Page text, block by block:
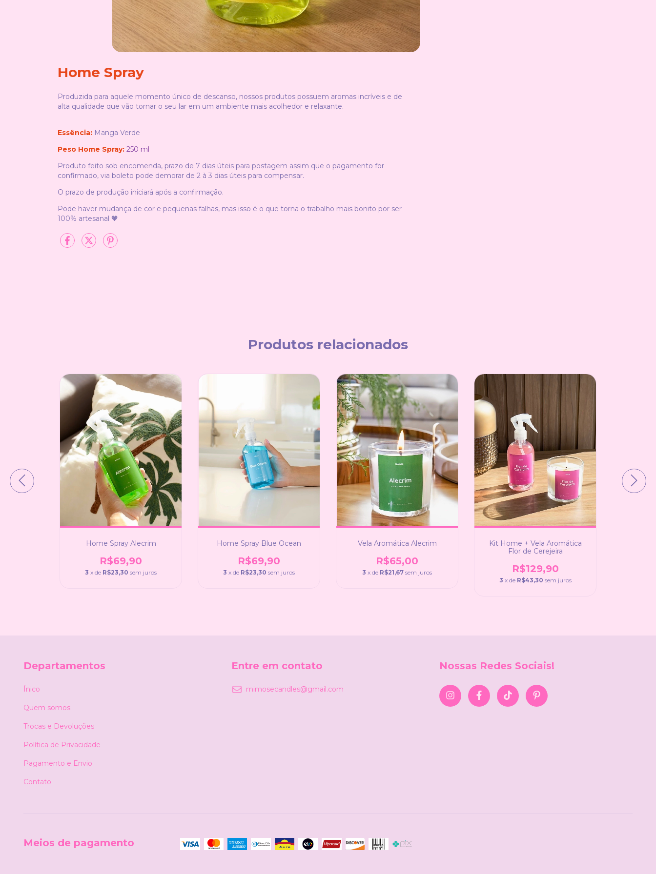
Home Spray
Produzida para aquele momento único de descanso, nossos produtos possuem aromas incríveis e de
alta qualidade que vão tornar o seu lar em um ambiente mais acolhedor e relaxante.
Essência: Manga Verde
Peso Home Spray: 250 ml
Produto feito sob encomenda, prazo de 7 dias úteis para postagem assim que o pagamento for
confirmado, via boleto pode demorar de 2 à 3 dias úteis para compensar.
O prazo de produção iniciará após a confirmação.
Pode haver mudança de cor e pequenas falhas, mas isso é o que torna o trabalho mais bonito por ser
100% artesanal 🧡
Produtos relacionados
Home Spray Alecrim
R$69,90
3 x de R$23,30 sem juros
Home Spray Blue Ocean
R$69,90
3 x de R$23,30 sem juros
Vela Aromática Alecrim
R$65,00
3 x de R$21,67 sem juros
Kit Home + Vela Aromática
Flor de Cerejeira
R$129,90
3 x de R$43,30 sem juros
Departamentos
Ínico
Quem somos
Trocas e Devoluções
Política de Privacidade
Pagamento e Envio
Contato
Entre em contato
mimosecandles@gmail.com
Nossas Redes Sociais!
Meios de pagamento